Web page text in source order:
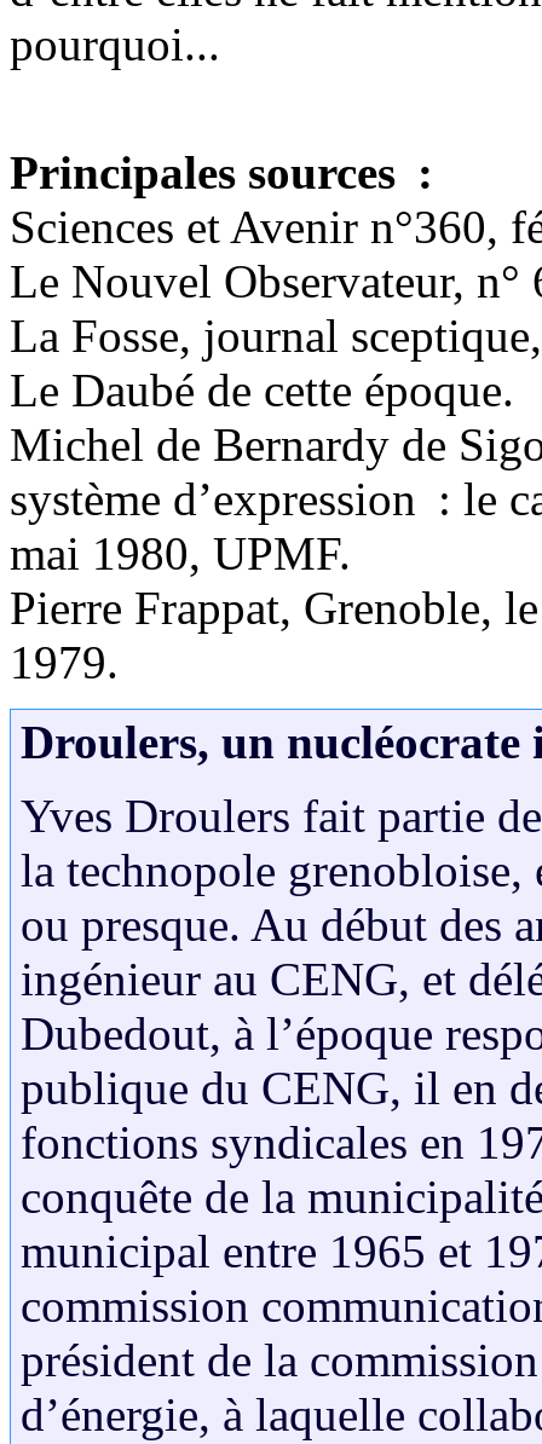
pourquoi...
Principales sources :
Sciences et Avenir n°360,
Le Nouvel Observateur, n°
La Fosse, journal
Le Daubé de cette époque.
Michel de Bernardy de
système d’expression : le
mai 1980, UPMF.
Pierre Frappat, Grenoble,
1979.
Droulers, un
Yves Droulers fait partie
la technopole
ou presque. Au début des
ingénieur au CENG, et
Dubedout, à l’époque
publique du CENG, il en
fonctions syndicales en
conquête de la
municipal entre 1965 et
commission
président de la
d’énergie, à laquelle